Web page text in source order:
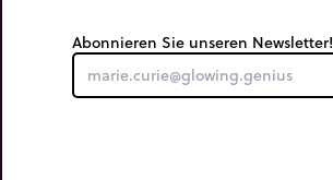
Abonnieren Sie unseren Newsletter!